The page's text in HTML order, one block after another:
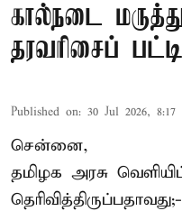
கால்நடை
தரவரிசைப்
Published on: 30 Jul 2026, 8:17
சென்னை,
தமிழக அரசு
தெரிவித்திருப்பதாவது;-